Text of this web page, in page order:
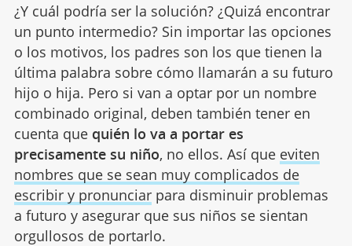
¿Y cuál podría ser la solución? ¿Quizá encontrar
un punto intermedio? Sin importar las opciones
o los motivos, los padres son los que tienen la
última palabra sobre cómo llamarán a su futuro
hijo o hija. Pero si van a optar por un nombre
combinado original, deben también tener en
cuenta que quién lo va a portar es
precisamente su niño, no ellos. Así que eviten
nombres que se sean muy complicados de
escribir y pronunciarpara disminuir problemas
a futuro y asegurar que sus niños se sientan
orgullosos de portarlo.